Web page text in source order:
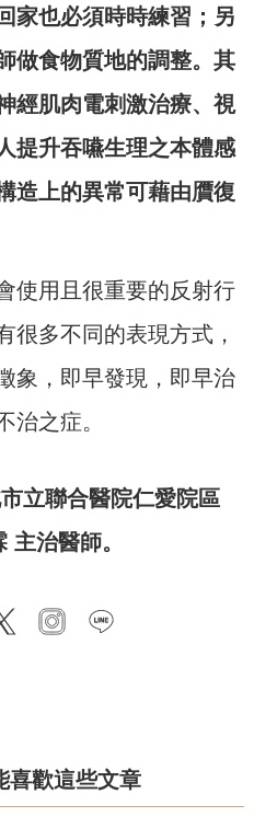
家也必須時時練習；另
做食物質地的調整。其
經肌肉電刺激治療、視
提升吞嚥生理之本體感
造上的異常可藉由贋復
使用且很重要的反射行
很多不同的表現方式，
象，即早發現，即早治
治之症。
立聯合醫院仁愛院區
主治醫師。
twitter instagram
喜歡這些文章